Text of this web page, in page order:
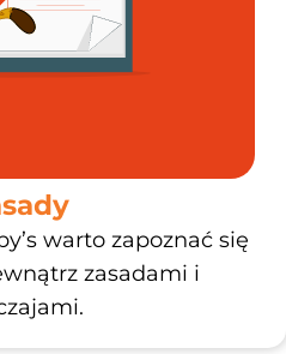
warto zapoznać się
zasadami i